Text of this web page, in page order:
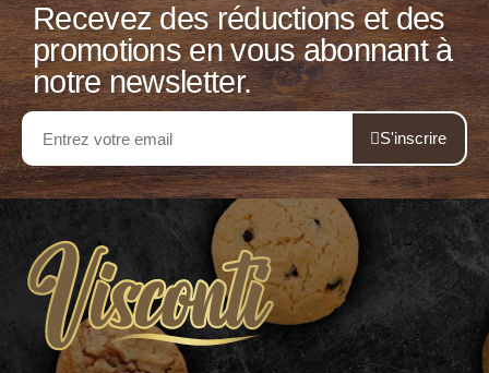
Recevez des réductions et des
promotions en vous abonnant à
notre newsletter.
S'inscrire